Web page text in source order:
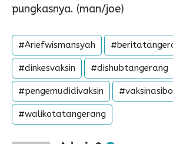
pungkasnya. (man/joe)
#Ariefwismansyah
#dinkesvaksin #dishubtangerang
#pengemudidivaksin
#walikotatangerang